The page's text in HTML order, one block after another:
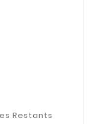
Restants